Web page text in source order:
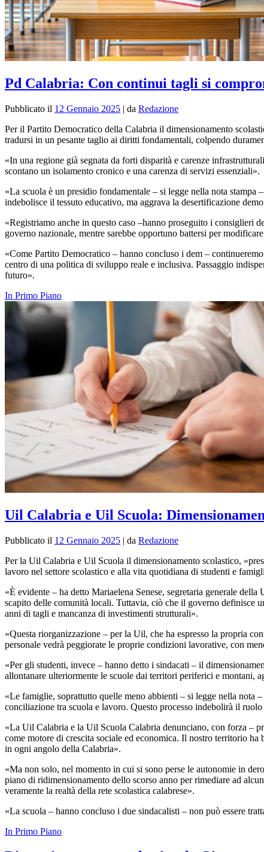
Pd Calabria: Con continui tagli si
Pubblicato il 12 Gennaio 2025 | da Redazione
Per il Partito Democratico della Calabria il dimensionamento
tradursi in un pesante taglio ai diritti fondamentali, colpendo
«In una regione già segnata da forti disparità e carenze
scontano un isolamento cronico e una carenza di servizi essenziali».
«La scuola è un presidio fondamentale – si legge nella nota
indebolisce il tessuto educativo, ma aggrava la desertificazione
«Registriamo anche in questo caso –hanno proseguito i consiglieri
governo nazionale, mentre sarebbe opportuno battersi per
«Come Partito Democratico – hanno concluso i dem –
centro di una politica di sviluppo reale e inclusiva. Passaggio
futuro».
In Primo Piano
Uil Calabria e Uil Scuola:
Pubblicato il 12 Gennaio 2025 | da Redazione
Per la Uil Calabria e Uil Scuola il dimensionamento scolastico,
lavoro nel settore scolastico e alla vita quotidiana di studenti e
«È evidente – ha detto Mariaelena Senese, segretaria generale della
scapito delle comunità locali. Tuttavia, ciò che il governo definisce
anni di tagli e mancanza di investimenti strutturali».
«Questa riorganizzazione – per la Uil, che ha espresso la propria
personale vedrà peggiorate le proprie condizioni lavorative, con
«Per gli studenti, invece – hanno detto i sindacati – il
allontanare ulteriormente le scuole dai territori periferici e montani,
«Le famiglie, soprattutto quelle meno abbienti – si legge nella nota
conciliazione tra scuola e lavoro. Questo processo indebolirà il
«La Uil Calabria e la Uil Scuola Calabria denunciano, con forza –
come motore di crescita sociale ed economica. Il nostro territorio
in ogni angolo della Calabria».
«Ma non solo, nel momento in cui si sono perse le autonomie in
piano di ridimensionamento dello scorso anno per rimediare ad
veramente la realtà della rete scolastica calabrese».
«La scuola – hanno concluso i due sindacalisti – non può essere
In Primo Piano